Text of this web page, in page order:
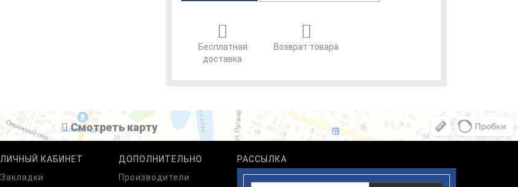
Бесплатная
доставка
Возврат товара
Cмотреть карту
ЛИЧНЫЙ КАБИНЕТ
Закладки
ДОПОЛНИТЕЛЬНО
Производители
РАССЫЛКА